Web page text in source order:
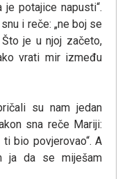
potajice napusti“.
i reče: „ne boj se
je u njoj začeto,
vrati mir između
su nam jedan
sna reče Mariji:
bio povjerovao“. A
ja da se miješam